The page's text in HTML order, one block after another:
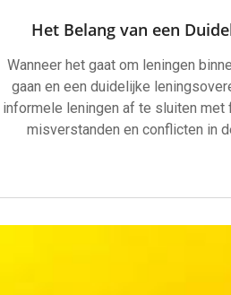
Het Belang van een
Wanneer het gaat om leningen
gaan en een duidelijke
informele leningen af te sluiten
misverstanden en conflicten in